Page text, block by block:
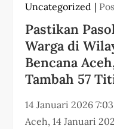
Uncategorized
Pastikan
Warga di
Bencana
Tambah 57
14 Januari 2026
Aceh, 14 Januari